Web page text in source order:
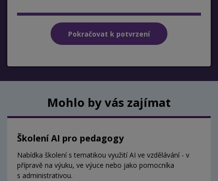
Mohlo by vás zajímat
Školení AI pro pedagogy
Nabídka školení s tematikou využití AI ve vzdělávání - v
přípravě na výuku, ve výuce nebo jako pomocníka
s administrativou.